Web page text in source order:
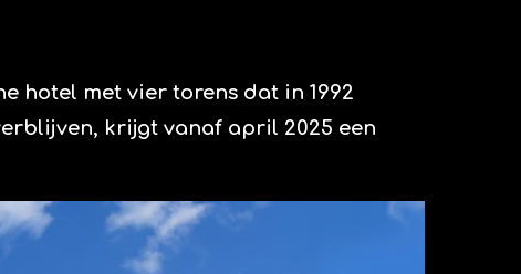
hotel met vier torens dat in 1992
krijgt vanaf april 2025 een